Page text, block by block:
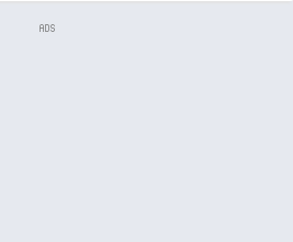
ADS